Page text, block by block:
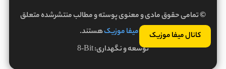
کانال میفا موزیک
© تمامی حقوق مادی و معنوی پوسته و مطالب منتشرشده متعلق
بهمیفا موزیکهستند.
توسعه و نگهداری:8-Bit